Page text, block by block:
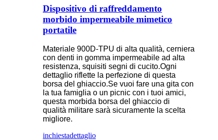
Dispositivo di raffreddamento
morbido impermeabile mimetico
portatile
Materiale 900D-TPU di alta qualità, cerniera
con denti in gomma impermeabile ad alta
resistenza, squisiti segni di cucito.Ogni
dettaglio riflette la perfezione di questa
borsa del ghiaccio.Se vuoi fare una gita con
la tua famiglia o un picnic con i tuoi amici,
questa morbida borsa del ghiaccio di
qualità militare sarà sicuramente la scelta
migliore.
inchiestadettaglio